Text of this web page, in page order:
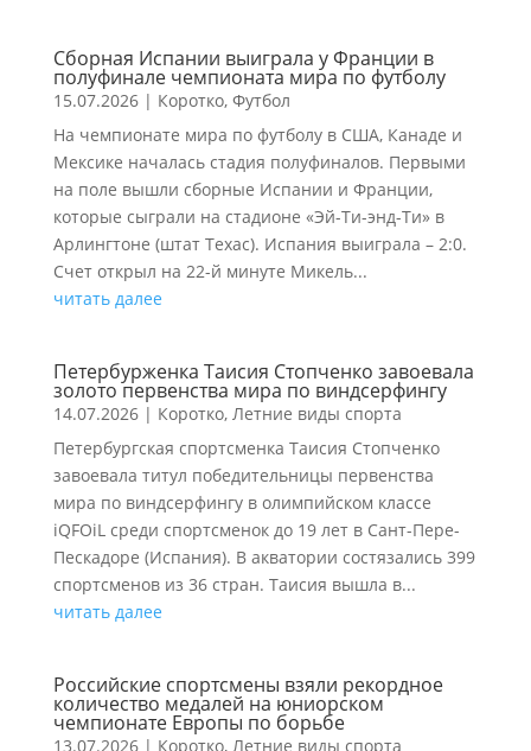
Сборная Испании выиграла у Франции в
полуфинале чемпионата мира по футболу
15.07.2026| Коротко, Футбол
На чемпионате мира по футболу в США, Канаде и
Мексике началась стадия полуфиналов. Первыми
на поле вышли сборные Испании и Франции,
которые сыграли на стадионе «Эй-Ти-энд-Ти» в
Арлингтоне (штат Техас). Испания выиграла – 2:0.
Счет открыл на 22-й минуте Микель...
читать далее
Петербурженка Таисия Стопченко завоевала
золото первенства мира по виндсерфингу
14.07.2026| Коротко, Летние виды спорта
Петербургская спортсменка Таисия Стопченко
завоевала титул победительницы первенства
мира по виндсерфингу в олимпийском классе
iQFOiL среди спортсменок до 19 лет в Сант-Пере-
Пескадоре (Испания). В акватории состязались 399
спортсменов из 36 стран. Таисия вышла в...
читать далее
Российские спортсмены взяли рекордное
количество медалей на юниорском
чемпионате Европы по борьбе
13.07.2026| Коротко, Летние виды спорта